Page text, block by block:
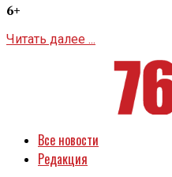
6+
Читать далее ...
Все новости
Редакция